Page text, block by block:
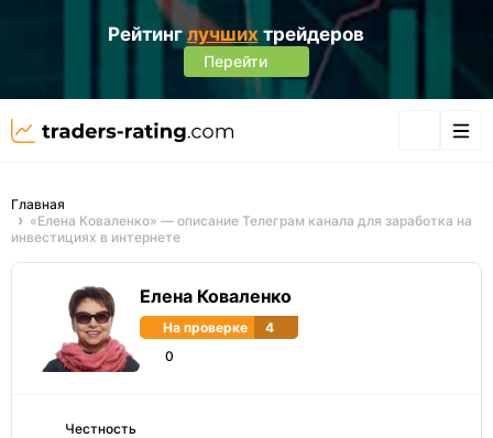
Рейтинглучших трейдеров
Перейти
Главная
«Елена Коваленко» — описание Телеграм канала для заработка на
инвестициях в интернете
Елена Коваленко
На проверке
4
0
Честность